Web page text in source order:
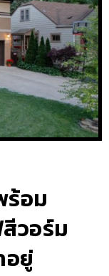
อม
วอร์ม
อยู่